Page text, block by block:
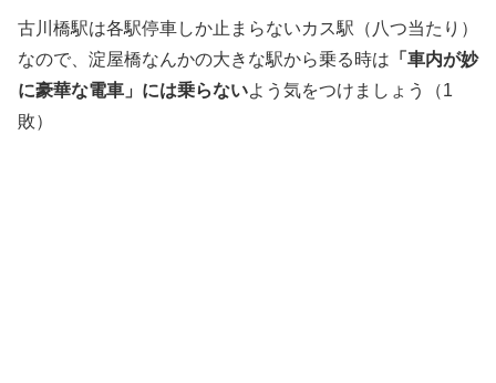
古川橋駅は各駅停車しか止まらないカス駅（八つ当たり）
なので、淀屋橋なんかの大きな駅から乗る時は 「車内が妙
に豪華な電車」には乗らないよう気をつけましょう（1
敗）